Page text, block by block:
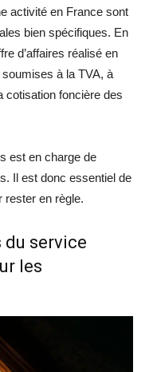
activité en France sont
bien spécifiques. En
d’affaires réalisé en
à la TVA, à
cotisation foncière des
est en charge de
Il est donc essentiel de
rester en règle.
du service
les